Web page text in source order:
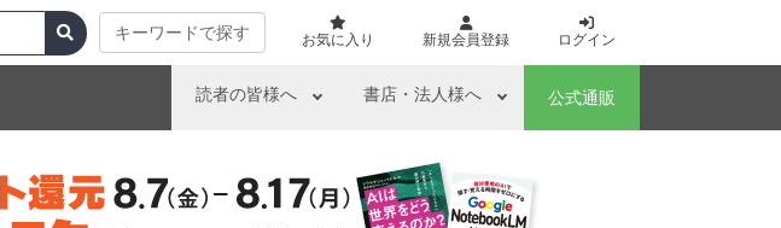
キーワードで探す お気に入り 新規会員登録 ログイン
読者の皆様へ 書店・法人様へ 公式通販